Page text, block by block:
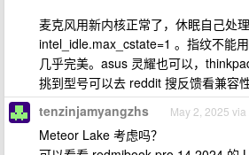
麦克风用新内核正常了，休眠自己处
intel_idle.max_cstate=1 。指纹不能用
几乎完美。asus 灵耀也可以，
挑到型号可以去 reddit 搜反馈看兼容性
tenzinjamyangzhs May 2, 2025
Meteor Lake 考虑吗？